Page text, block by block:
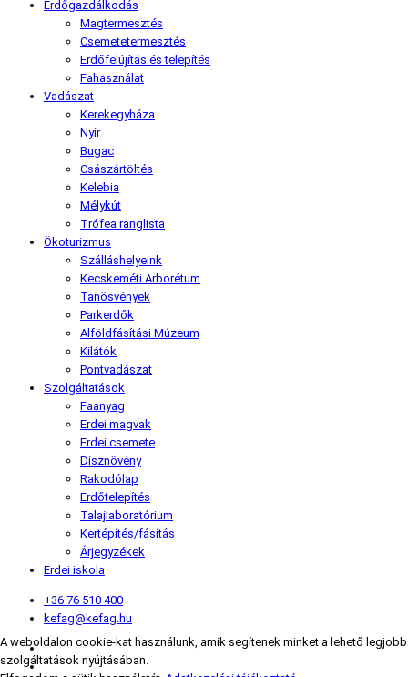
Erdőgazdálkodás
Magtermesztés
Csemetetermesztés
Erdőfelújítás és telepítés
Fahasználat
Vadászat
Kerekegyháza
Nyír
Bugac
Császártöltés
Kelebia
Mélykút
Trófea ranglista
Ökoturizmus
Szálláshelyeink
Kecskeméti Arborétum
Tanösvények
Parkerdők
Alföldfásítási Múzeum
Kilátók
Pontvadászat
Szolgáltatások
Faanyag
Erdei magvak
Erdei csemete
Dísznövény
Rakodólap
Erdőtelepítés
Talajlaboratórium
Kertépítés/fásítás
Árjegyzékek
Erdei iskola
+36 76 510 400
kefag@kefag.hu
A weboldalon cookie-kat használunk, amik segítenek minket a lehető legjobb
szolgáltatások nyújtásában.